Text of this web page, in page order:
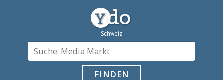
FINDEN